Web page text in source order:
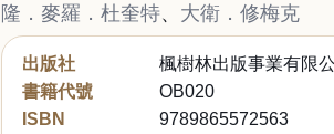
隆．麥羅．杜奎特、 大衛．修梅克
出版社
楓樹林出版事業有限
書籍代號
OB020
ISBN
9789865572563